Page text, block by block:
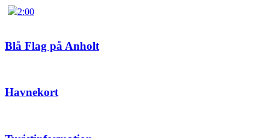
2:00
Blå Flag på Anholt
Havnekort